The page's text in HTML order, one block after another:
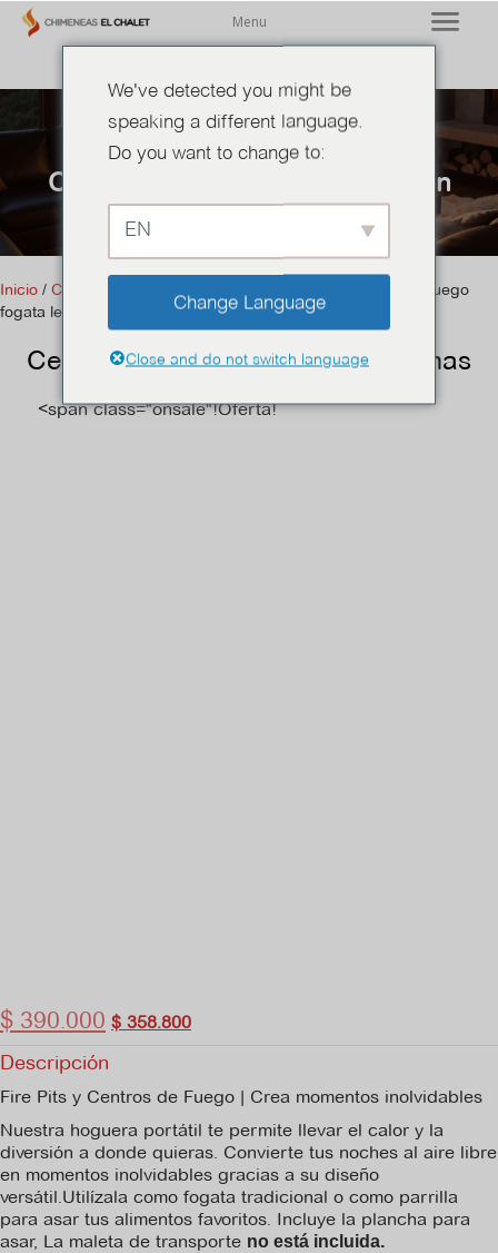
Menu
Centros de Fuego y Calefacción
exterior
Inicio / Centros de Fuego y Calefacción exterior
/ Centro de fuego
fogata leña formas
Centro de fuego fogata leña formas
<span class="onsale"!Oferta!
El
precio
original
$ 545.000.
$ 390.000 El
precio
actual
$ 390.000.
$ 358.800
Descripción
Fire Pits y Centros de Fuego | Crea momentos inolvidables
Nuestra hoguera portátil te permite llevar el calor y la
diversión a donde quieras. Convierte tus noches al aire libre
en momentos inolvidables gracias a su diseño
versátil.Utilízala como fogata tradicional o como parrilla
para asar tus alimentos favoritos. Incluye la plancha para
asar, La maleta de transporte no está incluida.
We've detected you might be
speaking a different language.
Do you want to change to:
EN
Change Language
Close and do not switch language